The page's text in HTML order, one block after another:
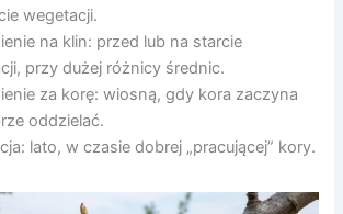
wegetacji.
na klin: przed lub na starcie
przy dużej różnicy średnic.
za korę: wiosną, gdy kora zaczyna
oddzielać.
lato, w czasie dobrej „pracującej” kory.